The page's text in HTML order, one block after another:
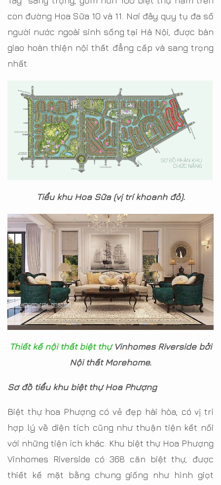
con đường Hoa Sữa 10 và 11. Nơi đây quy tụ đa số
người nước ngoài sinh sống tại Hà Nội, được bàn
giao hoàn thiện nội thất đẳng cấp và sang trọng
nhất.
Tiểu khu Hoa Sữa (vị trí khoanh đỏ).
Thiết kế nội thất biệt thựVinhomes Riverside bởi
Nội thất Morehome.
Sơ đồ tiểu khu biệt thự Hoa Phượng
Biệt thự hoa Phượng có vẻ đẹp hài hòa, có vị trí
hợp lý về diện tích cũng như thuận tiện kết nối
với những tiện ích khác. Khu biệt thự Hoa Phượng
Vinhomes Riverside có 368 căn biệt thự, được
thiết kế mặt bằng chung giống như hình giọt